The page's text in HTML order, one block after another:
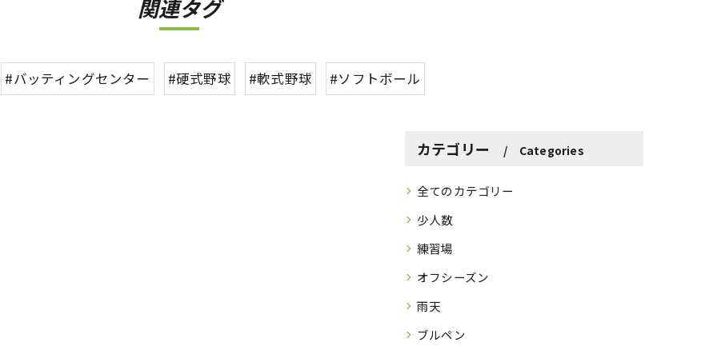
関連タグ
#バッティングセンター #硬式野球 #軟式野球 #ソフトボール
カテゴリー Categories
全てのカテゴリー
少人数
練習場
オフシーズン
雨天
ブルペン